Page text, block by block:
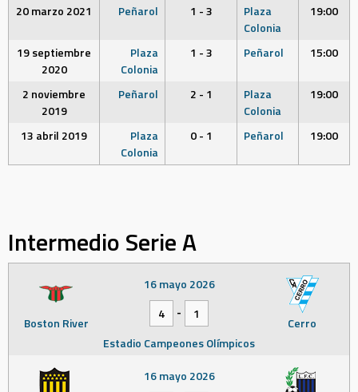
20 marzo 2021 Peñarol 1 - 3
Plaza
Colonia
19:00
19 septiembre
2020
Plaza
Colonia
1 - 3 Peñarol 15:00
2 noviembre
2019
Peñarol 2 - 1
Plaza
Colonia
19:00
13 abril 2019
Plaza
Colonia
0 - 1 Peñarol 19:00
Intermedio Serie A
Boston River Cerro
16 mayo 2026
4
-
1
Estadio Campeones Olímpicos
16 mayo 2026